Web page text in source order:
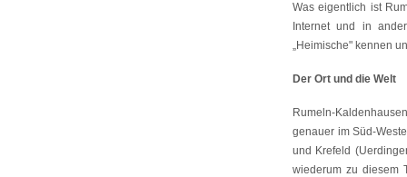
Was eigentlich ist
Internet und in
„Heimische" kennen
Der Ort und die Welt
Rumeln-
genauer im Süd-
und Krefeld
wiederum zu diesem